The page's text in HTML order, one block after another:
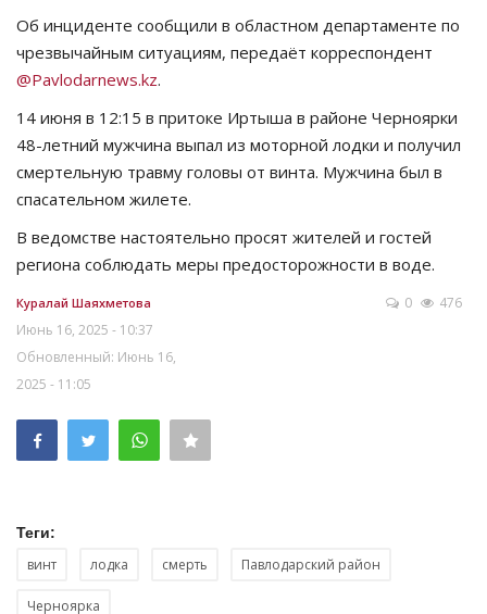
Курултай
Язык
Қазақша Русский
Об инциденте сообщили в областном департаменте по
чрезвычайным ситуациям, передаёт корреспондент
@Pavlodarnews.kz.
14 июня в 12:15 в притоке Иртыша в районе Черноярки
48-летний мужчина выпал из моторной лодки и получил
смертельную травму головы от винта. Мужчина был в
спасательном жилете.
В ведомстве настоятельно просят жителей и гостей
региона соблюдать меры предосторожности в воде.
Куралай Шаяхметова
Июнь 16, 2025 - 10:37
Обновленный: Июнь 16,
2025 - 11:05
0 476
Теги:
винт лодка смерть Павлодарский район
Черноярка